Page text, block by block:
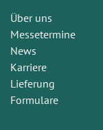
Über uns
Messetermine
News
Karriere
Lieferung
Formulare